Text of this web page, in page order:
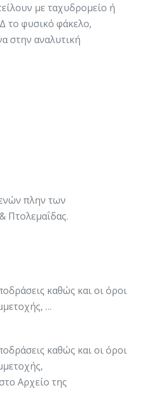
με ταχυδρομείο ή
το φυσικό φάκελο,
στην αναλυτική
πλην των
Πτολεμαΐδας.
καθώς και οι όροι
…
καθώς και οι όροι
Αρχείο της